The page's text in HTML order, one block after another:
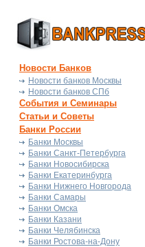
Новости Банков
Новости банков Москвы
Новости банков СПб
События и Семинары
Статьи и Советы
Банки России
Банки Москвы
Банки Санкт-Петербурга
Банки Новосибирска
Банки Екатеринбурга
Банки Нижнего Новгорода
Банки Самары
Банки Омска
Банки Казани
Банки Челябинска
Банки Ростова-на-Дону